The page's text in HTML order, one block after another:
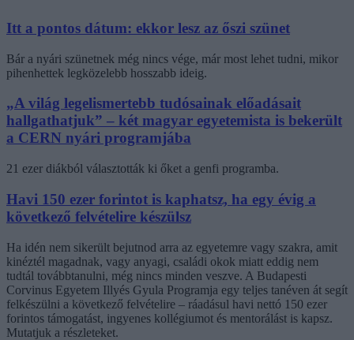
Itt a pontos dátum: ekkor lesz az őszi szünet
Bár a nyári szünetnek még nincs vége, már most lehet tudni, mikor
pihenhettek legközelebb hosszabb ideig.
„A világ legelismertebb tudósainak előadásait
hallgathatjuk” – két magyar egyetemista is bekerült
a CERN nyári programjába
21 ezer diákból választották ki őket a genfi programba.
Havi 150 ezer forintot is kaphatsz, ha egy évig a
következő felvételire készülsz
Ha idén nem sikerült bejutnod arra az egyetemre vagy szakra, amit
kinéztél magadnak, vagy anyagi, családi okok miatt eddig nem
tudtál továbbtanulni, még nincs minden veszve. A Budapesti
Corvinus Egyetem Illyés Gyula Programja egy teljes tanéven át segít
felkészülni a következő felvételire – ráadásul havi nettó 150 ezer
forintos támogatást, ingyenes kollégiumot és mentorálást is kapsz.
Mutatjuk a részleteket.